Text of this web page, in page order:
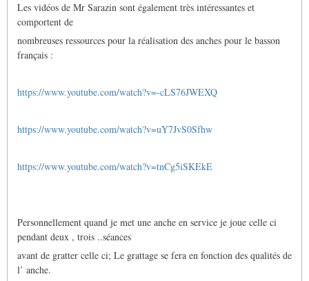
Les vidéos de Mr Sarazin sont également très intéressantes et
comportent de
nombreuses ressources pour la réalisation des anches pour le basson
français :
https://www.youtube.com/watch?v=-cLS76JWEXQ
https://www.youtube.com/watch?v=uY7JvS0Sfhw
https://www.youtube.com/watch?v=tnCg5iSKEkE
Personnellement quand je met une anche en service je joue celle ci
pendant deux , trois ..séances
avant de gratter celle ci; Le grattage se fera en fonction des qualités de
l’ anche.